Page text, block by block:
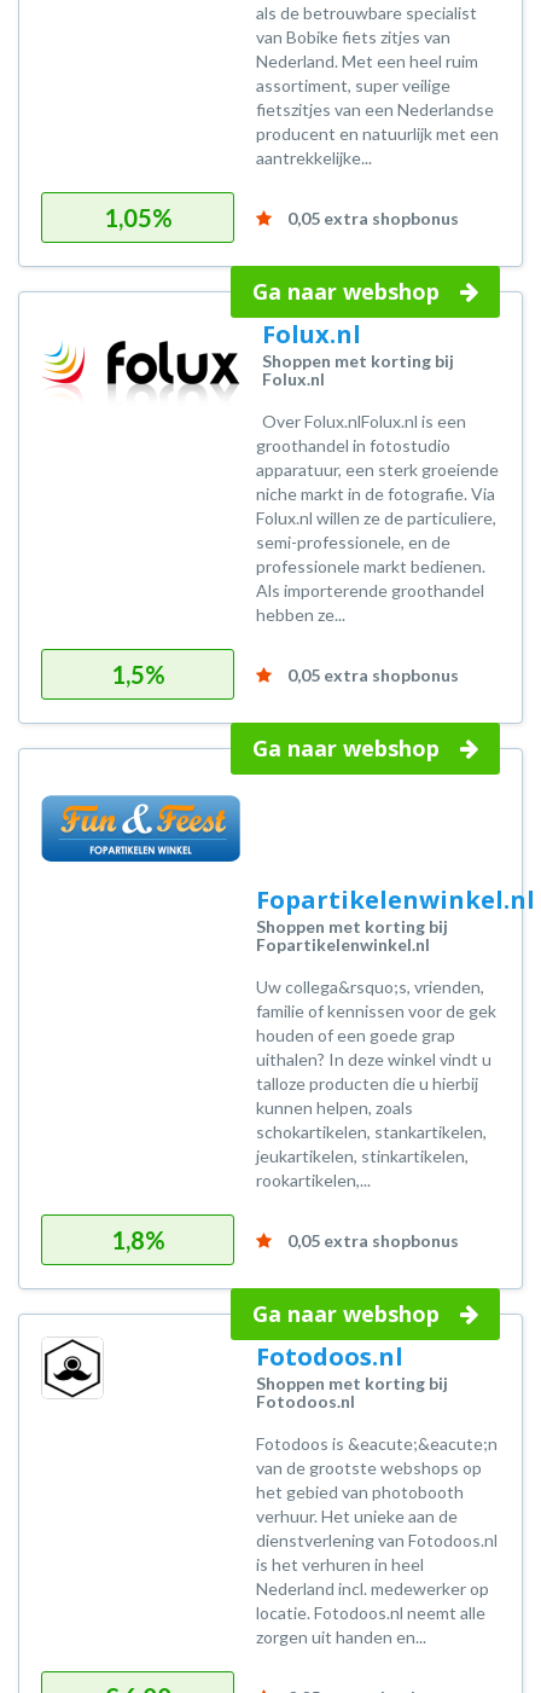
als de betrouwbare specialist
van Bobike fiets zitjes van
Nederland. Met een heel ruim
assortiment, super veilige
fietszitjes van een Nederlandse
producent en natuurlijk met een
aantrekkelijke...
1,05% 0,05 extra shopbonus
Ga naar webshop
Folux.nl
Shoppen met korting bij
Folux.nl
Over Folux.nlFolux.nl is een
groothandel in fotostudio
apparatuur, een sterk groeiende
niche markt in de fotografie. Via
Folux.nl willen ze de particuliere,
semi-professionele, en de
professionele markt bedienen.
Als importerende groothandel
hebben ze...
1,5% 0,05 extra shopbonus
Ga naar webshop
Fopartikelenwinkel.nl
Shoppen met korting bij
Fopartikelenwinkel.nl
Uw collega&rsquo;s, vrienden,
familie of kennissen voor de gek
houden of een goede grap
uithalen? In deze winkel vindt u
talloze producten die u hierbij
kunnen helpen, zoals
schokartikelen, stankartikelen,
jeukartikelen, stinkartikelen,
rookartikelen,...
1,8% 0,05 extra shopbonus
Ga naar webshop
Fotodoos.nl
Shoppen met korting bij
Fotodoos.nl
Fotodoos is &eacute;&eacute;n
van de grootste webshops op
het gebied van photobooth
verhuur. Het unieke aan de
dienstverlening van Fotodoos.nl
is het verhuren in heel
Nederland incl. medewerker op
locatie. Fotodoos.nl neemt alle
zorgen uit handen en...